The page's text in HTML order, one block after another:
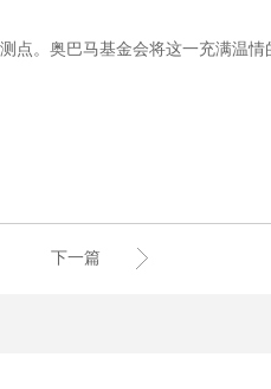
。奥巴马基金会将这一充满温情
下一篇